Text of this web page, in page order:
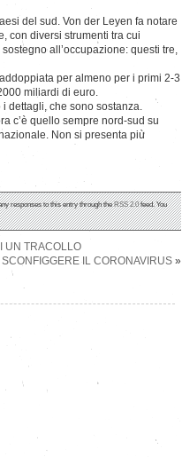
del sud. Von der Leyen fa notare
con diversi strumenti tra cui
all’occupazione: questi tre,
per almeno per i primi 2-3
miliardi di euro.
i dettagli, che sono sostanza.
c’è quello sempre nord-sud su
Non si presenta più
responses to this entry through theRSS 2.0feed. You
UN TRACOLLO
IL CORONAVIRUS »